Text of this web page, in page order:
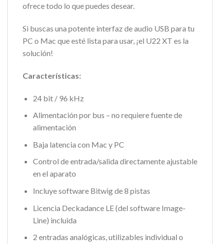
ofrece todo lo que puedes desear.
Si buscas una potente interfaz de audio USB para tu
PC o Mac que esté lista para usar, ¡el U22 XT es la
solución!
Características:
24 bit / 96 kHz
Alimentación por bus – no requiere fuente de
alimentación
Baja latencia con Mac y PC
Control de entrada/salida directamente ajustable
en el aparato
Incluye software Bitwig de 8 pistas
Licencia Deckadance LE (del software Image-
Line) incluida
2 entradas analógicas, utilizables individual o